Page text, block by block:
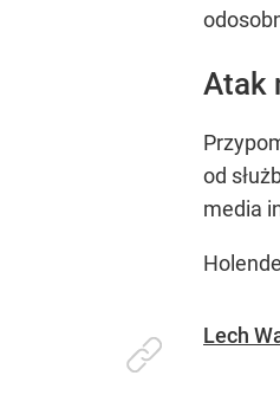
Atak
od
media
Lech